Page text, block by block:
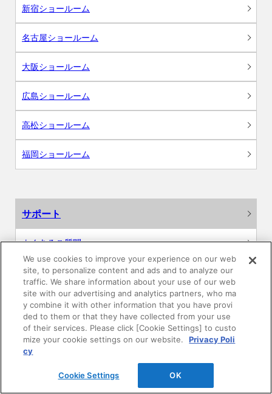
新宿ショールーム
名古屋ショールーム
大阪ショールーム
広島ショールーム
高松ショールーム
福岡ショールーム
サポート
よくあるご質問
カタログ閲覧・資料請求
各種データダウンロード
WEB見積・各種シミュレーション
交換用部品の購入
We use cookies to improve your experience on our web
site, to personalize content and ads and to analyze our
traffic. We share information about your use of our web
site with our advertising and analytics partners, who ma
y combine it with other information that you have provi
ded to them or that they have collected from your use
of their services. Please click [Cookie Settings] to custo
mize your cookie settings on our website.
Privacy Poli
cy
Cookie Settings OK